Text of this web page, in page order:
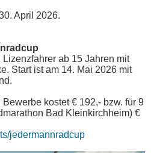
April 2026.
ab 15 Jahren mit
Start ist am 14. Mai 2026 mit
kostet € 192,- bzw. für 9
Bad Kleinkirchheim) €
jedermannradcup